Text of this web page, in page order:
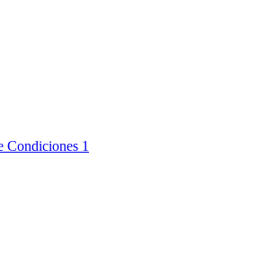
Condiciones 1